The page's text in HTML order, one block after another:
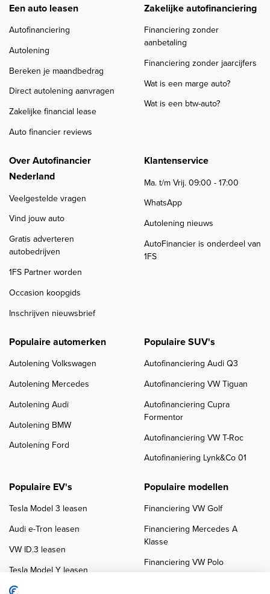
Een auto leasen
Autofinanciering
Autolening
Bereken je maandbedrag
Direct autolening aanvragen
Zakelijke financial lease
Auto financier reviews
Zakelijke autofinanciering
Financiering zonder
aanbetaling
Financiering zonder jaarcijfers
Wat is een marge auto?
Wat is een btw-auto?
Over Autofinancier
Nederland
Veelgestelde vragen
Vind jouw auto
Gratis adverteren
autobedrijven
1FS Partner worden
Occasion koopgids
Inschrijven nieuwsbrief
Klantenservice
Ma. t/m Vrij. 09:00 - 17:00
WhatsApp
Autolening nieuws
AutoFinancier is onderdeel van
1FS
Populaire automerken
Autolening Volkswagen
Autolening Mercedes
Autolening Audi
Autolening BMW
Autolening Ford
Populaire SUV's
Autofinanciering Audi Q3
Autofinanciering VW Tiguan
Autofinanciering Cupra
Formentor
Autofinanciering VW T-Roc
Autofinaniering Lynk&Co 01
Populaire EV's
Tesla Model 3 leasen
Audi e-Tron leasen
VW ID.3 leasen
Tesla Model Y leasen
VW ID.4 leasen
Populaire modellen
Financiering VW Golf
Financiering Mercedes A
Klasse
Financiering VW Polo